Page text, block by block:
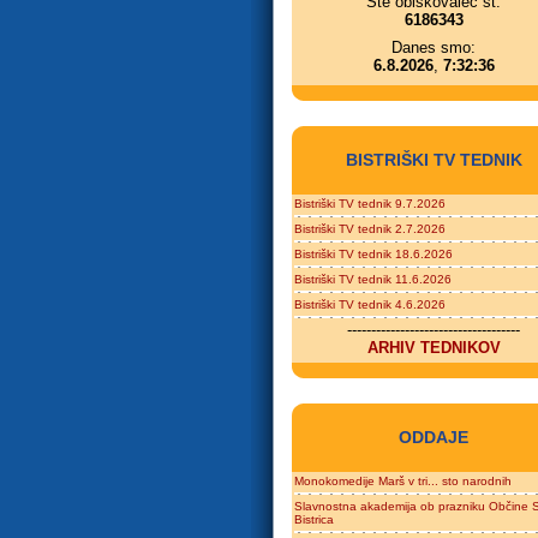
6186343
Danes smo:
6.8.2026, 7:32:36
BISTRIŠKI TV TEDNIK
Bistriški TV tednik 9.7.2026
Bistriški TV tednik 2.7.2026
Bistriški TV tednik 18.6.2026
Bistriški TV tednik 11.6.2026
Bistriški TV tednik 4.6.2026
------------------------------------
ARHIV TEDNIKOV
ODDAJE
Monokomedije Marš v tri... sto narodnih
Slavnostna akademija ob prazniku Občine
Bistrica